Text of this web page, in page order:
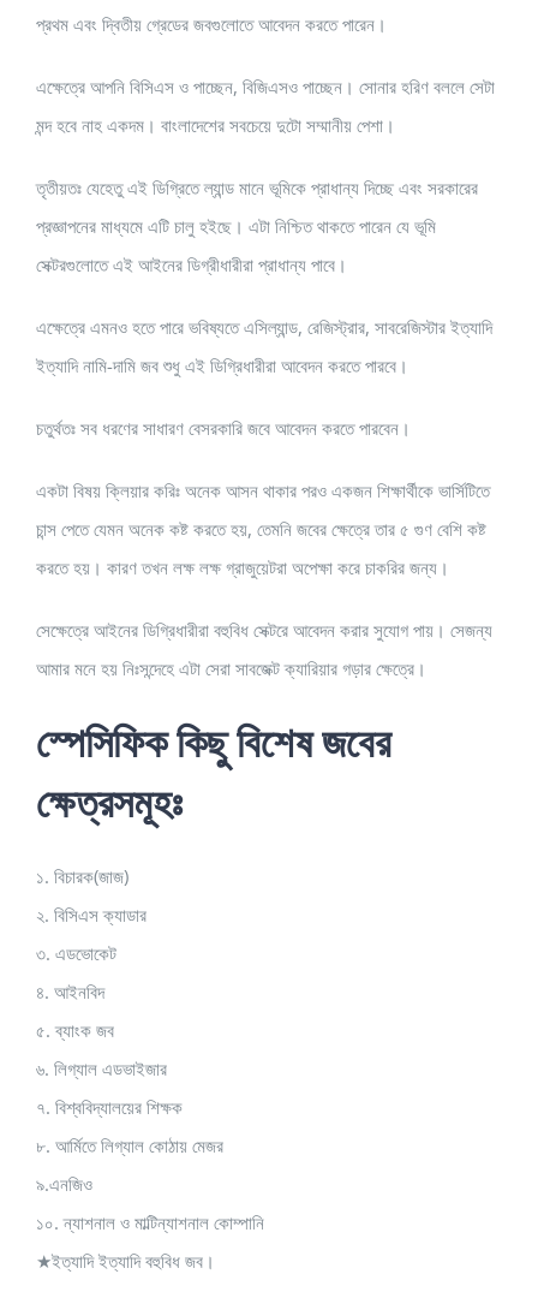
প্রথম এবং দ্বিতীয় গ্রেডের জবগুলোতে আবেদন করতে পারেন।
এক্ষেত্রে আপনি বিসিএস ও পাচ্ছেন, বিজিএসও পাচ্ছেন। সোনার হরিণ বললে সেটা
মন্দ হবে নাহ একদম। বাংলাদেশের সবচেয়ে দুটো সম্মানীয় পেশা।
তৃতীয়তঃ যেহেতু এই ডিগ্রিতে ল্যান্ড মানে ভূমিকে প্রাধান্য দিচ্ছে এবং সরকারের
প্রজ্ঞাপনের মাধ্যমে এটি চালু হইছে। এটা নিশ্চিত থাকতে পারেন যে ভূমি
সেক্টরগুলোতে এই আইনের ডিগ্রীধারীরা প্রাধান্য পাবে।
এক্ষেত্রে এমনও হতে পারে ভবিষ্যতে এসিল্যান্ড, রেজিস্ট্রার, সাবরেজিস্টার ইত্যাদি
ইত্যাদি নামি-দামি জব শুধু এই ডিগ্রিধারীরা আবেদন করতে পারবে।
চতুর্থতঃ সব ধরণের সাধারণ বেসরকারি জবে আবেদন করতে পারবেন।
একটা বিষয় ক্লিয়ার করিঃ অনেক আসন থাকার পরও একজন শিক্ষার্থীকে ভার্সিটিতে
চান্স পেতে যেমন অনেক কষ্ট করতে হয়, তেমনি জবের ক্ষেত্রে তার ৫ গুণ বেশি কষ্ট
করতে হয়। কারণ তখন লক্ষ লক্ষ গ্রাজুয়েটরা অপেক্ষা করে চাকরির জন্য।
সেক্ষেত্রে আইনের ডিগ্রিধারীরা বহুবিধ সেক্টরে আবেদন করার সুযোগ পায়। সেজন্য
আমার মনে হয় নিঃসন্দেহে এটা সেরা সাবজেক্ট ক্যারিয়ার গড়ার ক্ষেত্রে।
স্পেসিফিক কিছু বিশেষ জবের
ক্ষেত্রসমূহঃ
১. বিচারক(জাজ)
২. বিসিএস ক্যাডার
৩. এডভোকেট
৪. আইনবিদ
৫. ব্যাংক জব
৬. লিগ্যাল এডভাইজার
৭. বিশ্ববিদ্যালয়ের শিক্ষক
৮. আর্মিতে লিগ্যাল কোঠায় মেজর
৯.এনজিও
১০. ন্যাশনাল ও মাল্টিন্যাশনাল কোম্পানি
★ইত্যাদি ইত্যাদি বহুবিধ জব।